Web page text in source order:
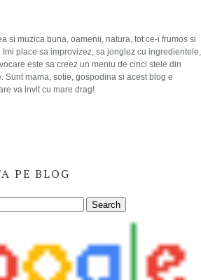
si muzica buna, oamenii, natura, tot ce-i frumos si
place sa improvizez, sa jonglez cu ingredientele,
este sa creez un meniu de cinci stele din
Sunt mama, sotie, gospodina si acest blog e
va invit cu mare drag!
PE BLOG